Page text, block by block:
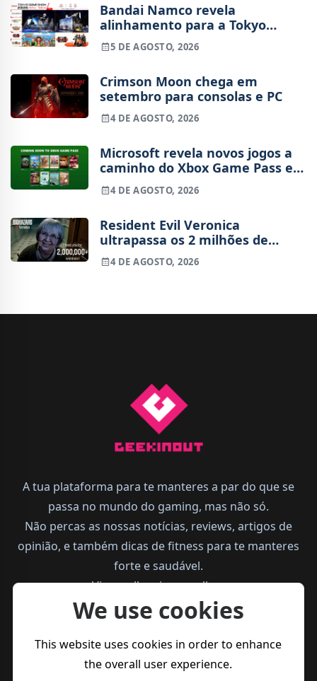
Bandai Namco revela
alinhamento para a Tokyo
Game Show 2026
5 DE AGOSTO, 2026
Crimson Moon chega em
setembro para consolas e PC
4 DE AGOSTO, 2026
Microsoft revela novos jogos a
caminho do Xbox Game Pass em
agosto
4 DE AGOSTO, 2026
Resident Evil Veronica
ultrapassa os 2 milhões de
wishlists
4 DE AGOSTO, 2026
A tua plataforma para te manteres a par do que se
passa no mundo do gaming, mas não só.
Não percas as nossas notícias, reviews, artigos de
opinião, e também dicas de fitness para te manteres
forte e saudável.
Vive melhor, joga melhor.
We use cookies
This website uses cookies in order to enhance
the overall user experience.